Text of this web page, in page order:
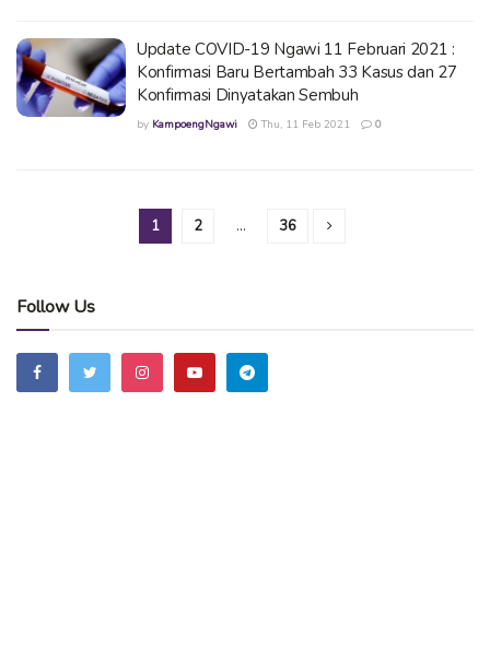
Update COVID-19 Ngawi 11 Februari 2021 :
Konfirmasi Baru Bertambah 33 Kasus dan 27
Konfirmasi Dinyatakan Sembuh
by KampoengNgawi Thu, 11 Feb 2021 0
1 2 … 36
Follow Us